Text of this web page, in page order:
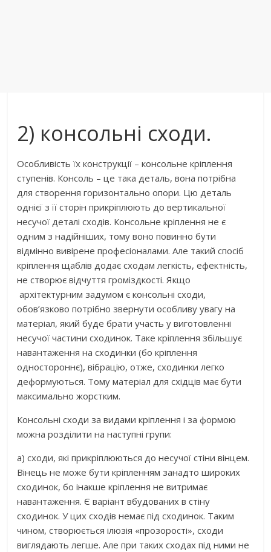
2) консольні сходи.
Особливість їх конструкції – консольне кріплення
ступенів. Консоль – це така деталь, вона потрібна
для створення горизонтально опори. Цю деталь
однієї з її сторін прикріплюють до вертикальної
несучої деталі сходів. Консольне кріплення не є
одним з надійніших, тому воно повинно бути
відмінно вивірене професіоналами. Але такий спосіб
кріплення щаблів додає сходам легкість, ефектність,
не створює відчуття громіздкості. Якщо
архітектурним задумом є консольні сходи,
обов’язково потрібно звернути особливу увагу на
матеріал, який буде брати участь у виготовленні
несучої частини сходинок. Таке кріплення збільшує
навантаження на сходинки (бо кріплення
одностороннє), вібрацію, отже, сходинки легко
деформуються. Тому матеріал для східців має бути
максимально жорстким.
Консольні сходи за видами кріплення і за формою
можна розділити на наступні групи:
а) сходи, які прикріплюються до несучої стіни вінцем.
Вінець не може бути кріпленням занадто широких
сходинок, бо інакше кріплення не витримає
навантаження. Є варіант вбудованих в стіну
сходинок. У цих сходів немає під сходинок. Таким
чином, створюється ілюзія «прозорості», сходи
виглядають легше. Але при таких сходах під ними не